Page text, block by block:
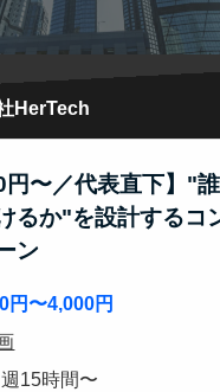
HerTech
円〜／代表直下】"
るか"を設計するコ
ン
円〜4,000円
15時間〜